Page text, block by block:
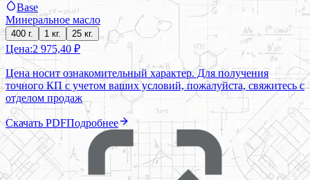
Base
Минеральное масло
400 г. 1 кг. 25 кг.
Цена:2 975,40 ₽
Цена носит ознакомительный характер. Для получения
точного КП с учетом ваших условий, пожалуйста, свяжитесь с
отделом продаж
Скачать PDFПодробнее